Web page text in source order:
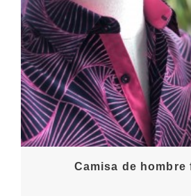
Camisa de hombre